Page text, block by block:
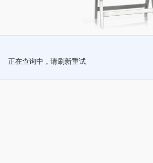
正在查询中，请刷新重试